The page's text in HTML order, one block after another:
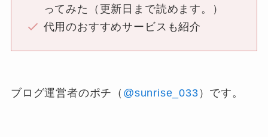
ってみた（更新日まで読めます。）
代用のおすすめサービスも紹介
ブログ運営者のポチ（ @sunrise_033 ）です。